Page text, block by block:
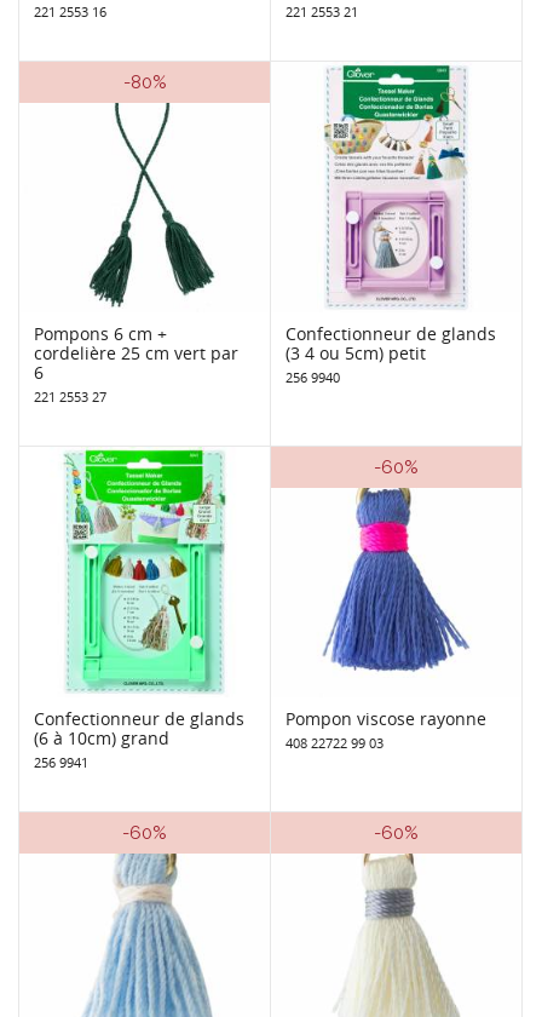
221 2553 16 221 2553 21
-80%
Pompons 6 cm +
cordelière 25 cm vert par
6
221 2553 27
Confectionneur de glands
(3 4 ou 5cm) petit
256 9940
Confectionneur de glands
(6 à 10cm) grand
256 9941
-60%
Pompon viscose rayonne
408 22722 99 03
-60% -60%